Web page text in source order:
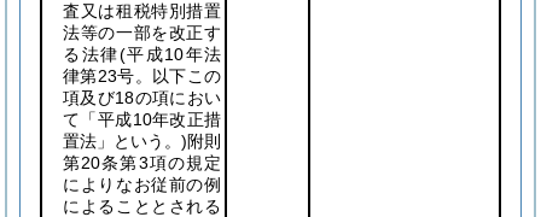
査又は租税特別措置
法等の一部を改正す
る法律(平成10年法
律第23号。以下この
項及び18の項におい
て「平成10年改正措
置法」という。)附則
第20条第3項の規定
によりなお従前の例
によることとされる